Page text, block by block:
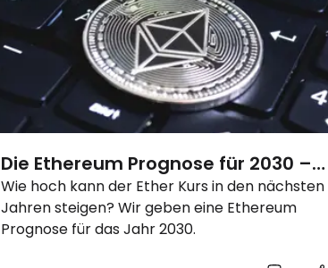
Die Ethereum Prognose für 2030 –
Wie hoch kann ETH in den nächsten
Jahren steigen?
Wie hoch kann der Ether Kurs in den nächsten
Jahren steigen? Wir geben eine Ethereum
Prognose für das Jahr 2030.